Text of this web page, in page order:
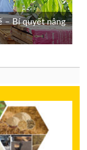
– Bí quyết nâng